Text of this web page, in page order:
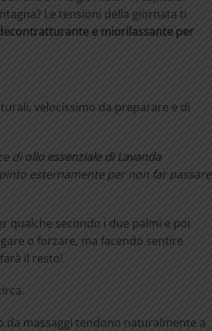
Le tensioni della giornata ti
e miorilassante per
velocissimo da preparare e di
diolio essenziale di Lavanda
esternamente per non far passare
qualche secondo i due palmi e poi
o forzare, ma facendo sentire
il resto!
da massaggi tendono naturalmente a